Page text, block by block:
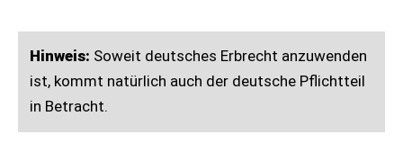
Hinweis: Soweit deutsches Erbrecht anzuwenden
ist, kommt natürlich auch der deutsche Pflichtteil
in Betracht.